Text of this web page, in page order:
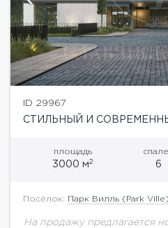
ID 29967
СТИЛЬНЫЙ И
площадь
3000 м2 6
Посёлок: Парк Вилль (Park Ville)
На продажу предлагается